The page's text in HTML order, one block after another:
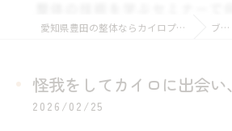
愛知県豊田の整体ならカイロプラクティック 成 ブログ
怪我をしてカイロに出会い、
2026/02/25